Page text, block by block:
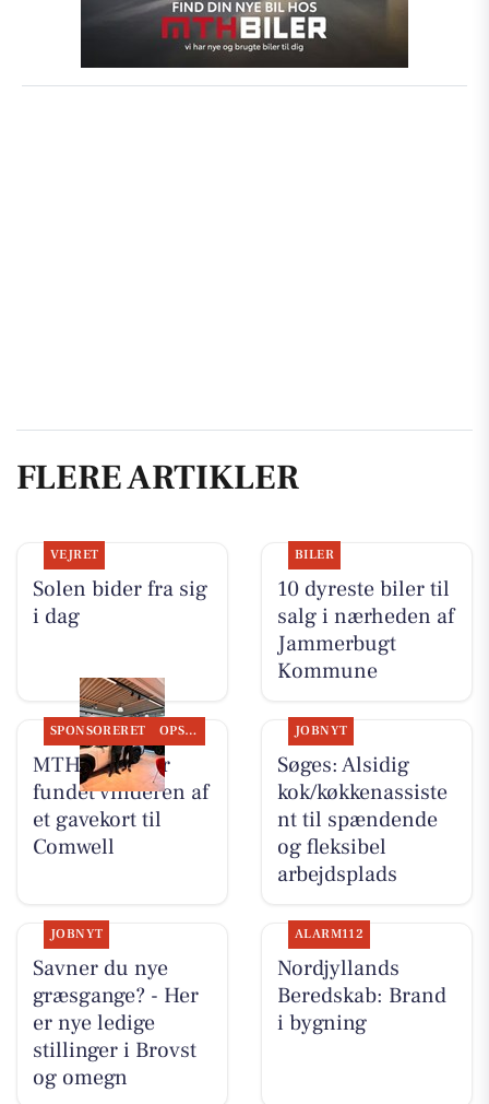
FLERE ARTIKLER
VEJRET
Solen bider fra sig
i dag
BILER
10 dyreste biler til
salg i nærheden af
Jammerbugt
Kommune
SPONSORERET OPSLAGSTAVLEN
MTH Biler har
fundet vinderen af
et gavekort til
Comwell
JOBNYT
Søges: Alsidig
kok/køkkenassiste
nt til spændende
og fleksibel
arbejdsplads
JOBNYT
Savner du nye
græsgange? - Her
er nye ledige
stillinger i Brovst
og omegn
ALARM112
Nordjyllands
Beredskab: Brand
i bygning